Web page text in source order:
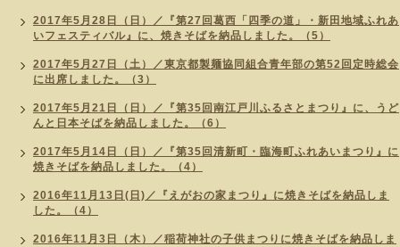
2017年5月28日（日）／『第27回葛西「四季の道」・新田地域ふれあ
いフェスティバル』に、焼きそばを納品しました。（5）
2017年5月27日（土）／東京都製麺協同組合青年部の第52回定時総会
に出席しました。（3）
2017年5月21日（日）／『第35回南江戸川ふるさとまつり』に、うど
んと日本そばを納品しました。（6）
2017年5月14日（日）／『第35回清新町・臨海町ふれあいまつり』に
焼きそばを納品しました。（4）
2016年11月13日(日)／『えがおの家まつり』に焼きそばを納品しま
した。（4）
2016年11月3日（木）／稲荷神社の子供まつりに焼きそばを納品しま